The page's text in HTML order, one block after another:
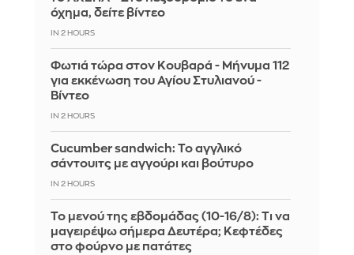
όχημα, δείτε βίντεο
IN 2 HOURS
Φωτιά τώρα στον Κουβαρά - Μήνυμα 112
για εκκένωση του Αγίου Στυλιανού -
Βίντεο
IN 2 HOURS
Cucumber sandwich: Το αγγλικό
σάντουιτς με αγγούρι και βούτυρο
IN 2 HOURS
Το μενού της εβδομάδας (10-16/8): Τι να
μαγειρέψω σήμερα Δευτέρα; Κεφτέδες
στο φούρνο με πατάτες